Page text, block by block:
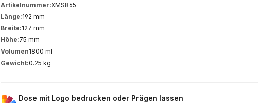
Artikelnummer:XMS865
Länge:192 mm
Breite:127 mm
Höhe:75 mm
Volumen1800 ml
Gewicht:0.25 kg
Dose mit Logo bedrucken oder Prägen lassen